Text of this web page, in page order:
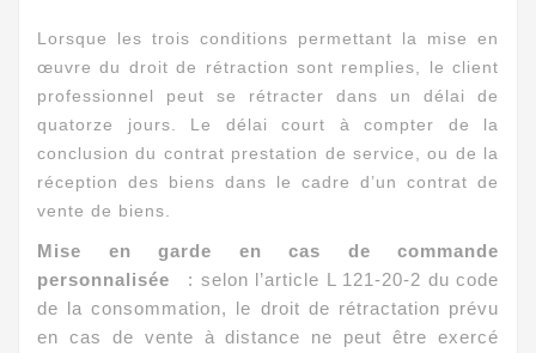
Lorsque les trois conditions permettant la mise en
œuvre du droit de rétraction sont remplies, le client
professionnel peut se rétracter dans un délai de
quatorze jours. Le délai court à compter de la
conclusion du contrat prestation de service, ou de la
réception des biens dans le cadre d’un contrat de
vente de biens.
Mise en garde en cas de commande
personnalisée
: selon l’article L 121-20-2 du code
de la consommation, le droit de rétractation prévu
en cas de vente à distance ne peut être exercé